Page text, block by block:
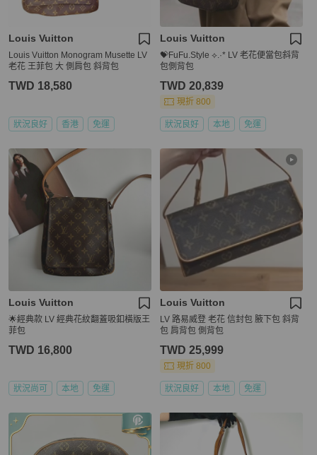
Louis Vuitton
Louis Vuitton Monogram Musette LV
老花 王菲包 大 側肩包 斜背包
TWD 18,580
狀況良好 香港 免運
Louis Vuitton
💝FuFu.Style ⟡.·* LV 老花便當包斜背
包側背包
TWD 20,839
現折 800
狀況良好 本地 免運
Louis Vuitton
🌟經典款 LV 經典花紋翻蓋吸釦橫版王
菲包
TWD 16,800
狀況尚可 本地 免運
Louis Vuitton
LV 路易威登 老花 信封包 腋下包 斜背
包 肩背包 側背包
TWD 25,999
現折 800
狀況良好 本地 免運